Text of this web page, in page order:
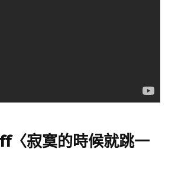
〈寂寞的時候就跳一